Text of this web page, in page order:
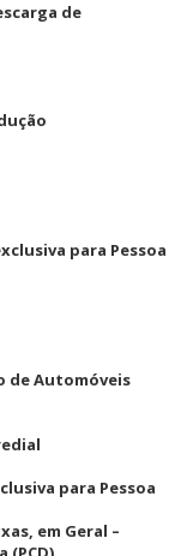
de
para Pessoa
de Automóveis
para Pessoa
em Geral –